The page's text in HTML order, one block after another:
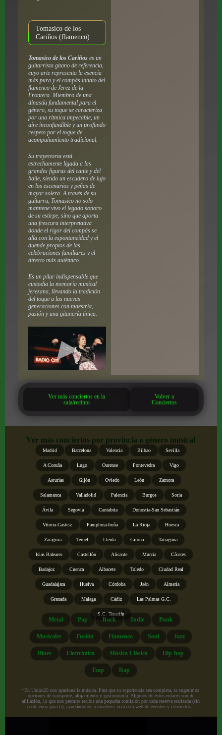
Tomasico de los
Cariños (flamenco)
Tomasico de los Cariñoses un
guitarrista gitano de referencia,
cuyo arte representa la esencia
más pura y el compás innato del
flamenco de Jerez de la
Frontera. Miembro de una
dinastía fundamental para el
género, su toque se caracteriza
por una rítmica impecable, un
aire inconfundible y un profundo
respeto por el toque de
acompañamiento tradicional.
Su trayectoria está
estrechamente ligada a las
grandes figuras del cante y del
baile, siendo un escudero de lujo
en los escenarios y peñas de
mayor solera. A través de su
guitarra, Tomasico no solo
mantiene vivo el legado sonoro
de su estirpe, sino que aporta
una frescura interpretativa
donde el rigor del compás se
alía con la espontaneidad y el
duende propios de las
celebraciones familiares y el
directo más auténtico.
Es un pilar indispensable que
custodia la memoria musical
jerezana, llevando la tradición
del toque a las nuevas
generaciones con maestría,
pasión y una gitanería única.
Ver más conciertos en la
sala/recinto
Volver a
Conciertos
Ver más conciertos por provincia o género musical
Madrid Barcelona Valencia Bilbao Sevilla
A Coruña Lugo Ourense Pontevedra Vigo
Asturias Gijón Oviedo León Zamora
Salamanca Valladolid Palencia Burgos Soria
Ávila Segovia Cantabria Donostia-San Sebastián
Vitoria-Gasteiz Pamplona-Iruña La Rioja Huesca
Zaragoza Teruel Lleida Girona Tarragona
Islas Baleares Castellón Alicante Murcia Cáceres
Badajoz Cuenca Albacete Toledo Ciudad Real
Guadalajara Huelva Córdoba Jaén Almería
Granada Málaga Cádiz Las Palmas G.C.
S.C. Tenerife
Metal Pop Rock Indie Punk
Musicales Fusión Flamenco Soul Jazz
Blues Electrónica Música Clásica Hip-hop
Trap Rap
“En Union25 nos apasiona la música. Para que tu experiencia sea completa, te sugerimos
opciones de transporte, alojamiento y gastronomía. Algunos de estos enlaces son de
afiliación, lo que nos permite recibir una pequeña comisión por cada reserva realizada (sin
coste extra para ti), ayudándonos a mantener viva esta web de eventos y conciertos.”